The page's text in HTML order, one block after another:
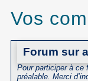
Vos
Forum sur
Pour participer à ce
préalable. Merci